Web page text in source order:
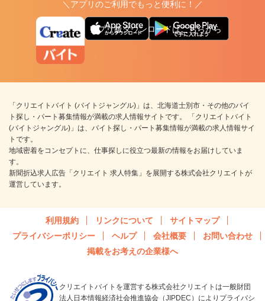
＼アプリのご利用でもっと便利に！／
アプリ版ダウンロードはこちらから
「クリエイトバイト (バイトジャングル)」は、北海道士別市・その他のバイ
ト探し・パート募集情報が満載の求人情報サイトです。 「クリエイトバイト
(バイトジャングル)」は、バイト探し・パート募集情報が満載の求人情報サイ
トです。
地域密着をコンセプトに、仕事探しに役立つ最新の情報をお届けしていま
す。
新聞折込求人広告「クリエイト 求人特集」を展開する株式会社クリエイトが
運営しています。
利用規約 リンクについて
サイトマップ
プライバシーポリシー
ヘルプ 会社概要
お問い合わせ
掲載をお考えの企業様へ
クリエイトバイトを運営する株式会社クリエイトは一般財団
法人日本情報経済社会推進協会（JIPDEC）によりプライバシ